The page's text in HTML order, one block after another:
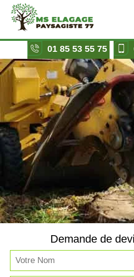
01 85 53 55 75
Demande de